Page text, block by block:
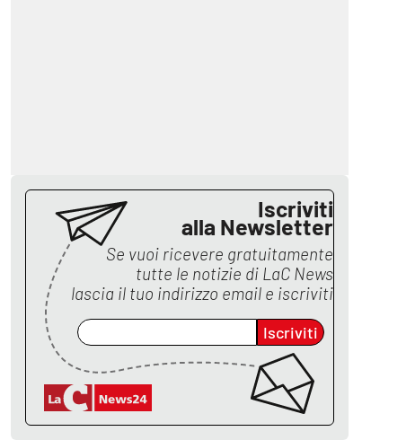
Iscriviti
alla Newsletter
Se vuoi ricevere gratuitamente
tutte le notizie di LaC News
lascia il tuo indirizzo email e iscriviti
Iscriviti